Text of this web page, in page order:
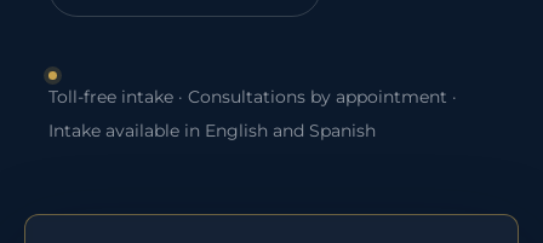
Toll-free intake · Consultations by appointment ·
Intake available in English and Spanish